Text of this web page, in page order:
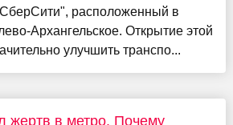
расположенный в
Архангельское. Открытие этой
улучшить транспо...
жертв в метро. Почему